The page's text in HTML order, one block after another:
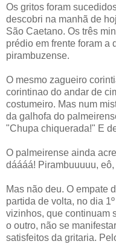
Os gritos foram
descobri na manhã de
São Caetano. Os três
prédio em frente foram a
pirambuzense.
O mesmo zagueiro
corintinao do andar de
costumeiro. Mas num
da galhofa do
"Chupa chiquerada!" E
O palmeirense ainda
dáááá! Pirambuuuuu,
Mas não deu. O empate
partida de volta, no dia
vizinhos, que continuam
o outro, não se
satisfeitos da gritaria.